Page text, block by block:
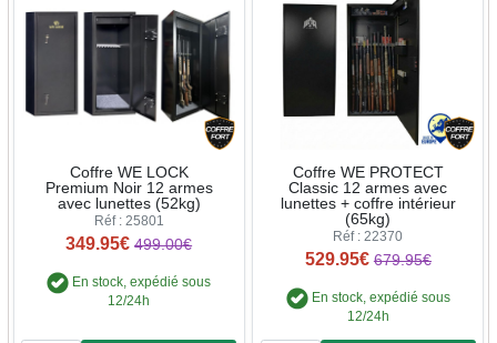
Coffre WE LOCK
Premium Noir 12 armes
avec lunettes (52kg)
Réf : 25801
349.95€ 499.00€
En stock, expédié sous
12/24h
Coffre WE PROTECT
Classic 12 armes avec
lunettes + coffre intérieur
(65kg)
Réf : 22370
529.95€ 679.95€
En stock, expédié sous
12/24h